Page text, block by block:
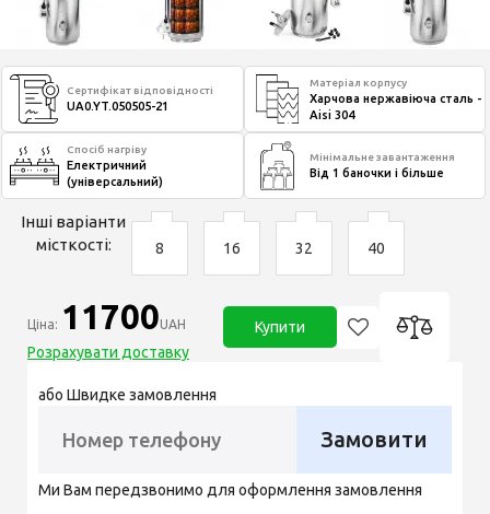
Сертифікат відповідності
UA0.YT.050505-21
Матеріал корпусу
Харчова нержавіюча сталь -
Aisi 304
Спосіб нагріву
Електричний
(універсальний)
Мінімальне завантаження
Від 1 баночки і більше
Інші варіанти
місткості:
8 16 32 40
Ціна: 11700UAH
Розрахувати доставку
Купити
або Швидке замовлення
Замовити
Ми Вам передзвонимо для оформлення замовлення